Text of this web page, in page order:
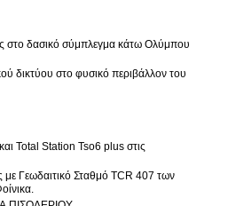
στο δασικό σύμπλεγμα κάτω Ολύμπου
δικτύου στο φυσικό περιβάλλον του
Total Station Tso6 plus στις
Γεωδαιτικό Σταθμό TCR 407 των